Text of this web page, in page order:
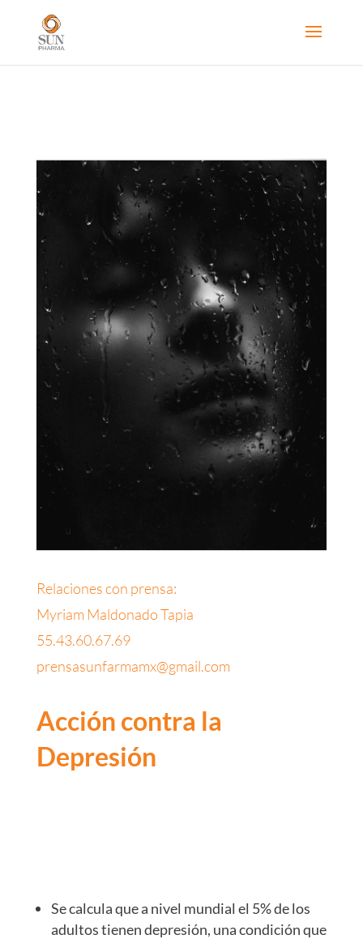
Relaciones con prensa:
Myriam Maldonado Tapia
55.43.60.67.69
prensasunfarmamx@gmail.com
Acción contra la
Depresión
Se calcula que a nivel mundial el 5% de los
adultos tienen depresión, una condición que